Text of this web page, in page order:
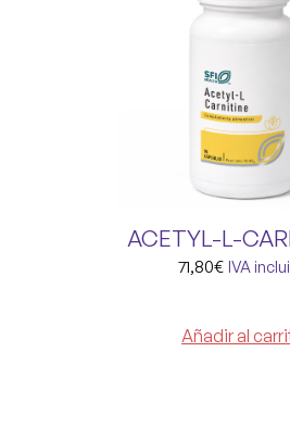
ACETYL-L-
71,80€ IVA
Añadir al